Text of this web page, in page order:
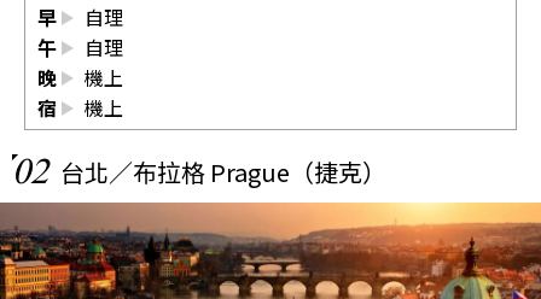
早
自理
午
自理
晚
機上
宿
機上
02 台北／布拉格 Prague（捷克）